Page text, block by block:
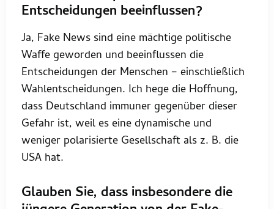
Entscheidungen beeinflussen?
Ja, Fake News sind eine mächtige politische
Waffe geworden und beeinflussen die
Entscheidungen der Menschen – einschließlich
Wahlentscheidungen. Ich hege die Hoffnung,
dass Deutschland immuner gegenüber dieser
Gefahr ist, weil es eine dynamische und
weniger polarisierte Gesellschaft als z. B. die
USA hat.
Glauben Sie, dass insbesondere die